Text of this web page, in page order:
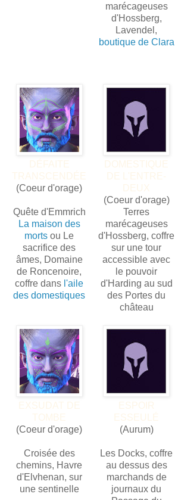
marécageuses
d'Hossberg,
Lavendel,
boutique de Clara
DÉFAITE
TRANSCENDÉE
(Coeur d'orage)
Quête d'Emmrich
La maison des
morts ou Le
sacrifice des
âmes, Domaine
de Roncenoire,
coffre dans l'aile
des domestiques
DOMESTIQUE
DE L'ENTRE-
DEUX
(Coeur d'orage)
Terres
marécageuses
d'Hossberg, coffre
sur une tour
accessible avec
le pouvoir
d'Harding au sud
des Portes du
château
EXSUDAT DE
TOMBE
(Coeur d'orage)
Croisée des
chemins, Havre
d'Elvhenan, sur
une sentinelle
ESPOIR
ESSEULÉ
(Aurum)
Les Docks, coffre
au dessus des
marchands de
journaux du